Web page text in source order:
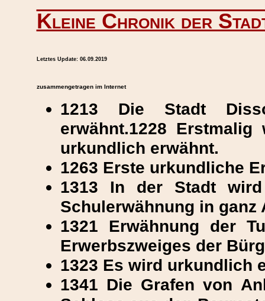
Kleine Chronik der
Letztes Update: 06.09.2019
zusammengetragen im Internet
1213 Die Stadt
erwähnt.1228
urkundlich erwähnt.
1263 Erste urkundliche
1313 In der Stadt
Schulerwähnung in ganz
1321 Erwähnung der
Erwerbszweiges der
1323 Es wird urkundlich
1341 Die Grafen von